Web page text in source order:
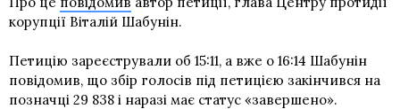
корупції Віталій Шабунін.
Петицію зареєстрували об 15:11, а вже о 16:14 Шабунін
повідомив, що збір голосів під петицією закінчився на
позначці 29 838 і наразі має статус «завершено».